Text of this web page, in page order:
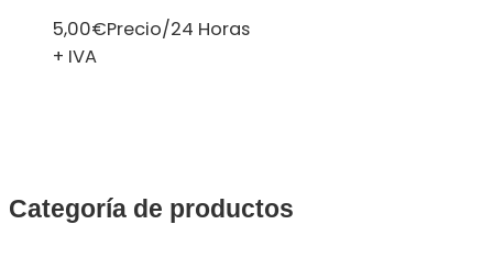
Categoría de productos
5,00€Precio/24 Horas
+ IVA